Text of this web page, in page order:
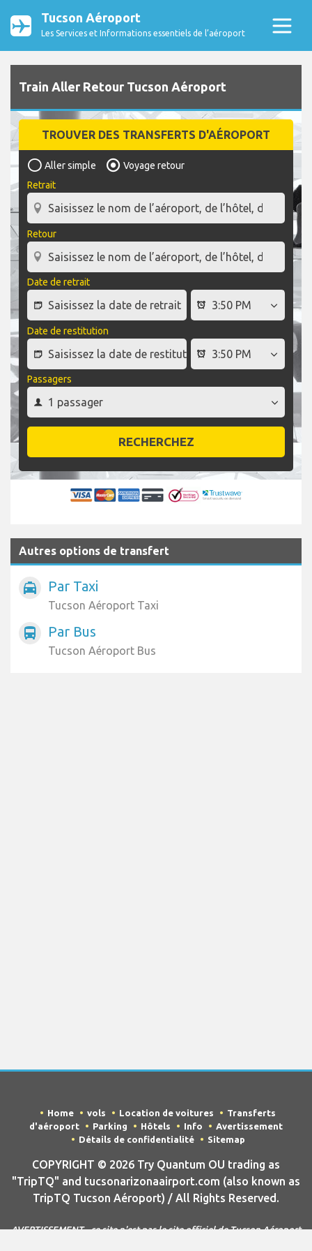
Tucson Aéroport
Les Services et Informations essentiels de l’aéroport
Train Aller Retour Tucson Aéroport
TROUVER DES TRANSFERTS D'AÉROPORT
Aller simple
Voyage retour
Retrait
Retour
Date de retrait
Date de restitution
Passagers
RECHERCHEZ
Autres options de transfert
local_taxi Par Taxi
Tucson Aéroport Taxi
directions_bus Par Bus
Tucson Aéroport Bus
Home vols Location de voitures
Transferts
d'aéroport
Parking Hôtels Info
Avertissement
Détails de confidentialité
Sitemap
COPYRIGHT © 2026 Try Quantum OU trading as
"TripTQ" and tucsonarizonaairport.com (also known as
TripTQ Tucson Aéroport) / All Rights Reserved.
AVERTISSEMENT - ce site n'est pas le site officiel de Tucson Aéroport